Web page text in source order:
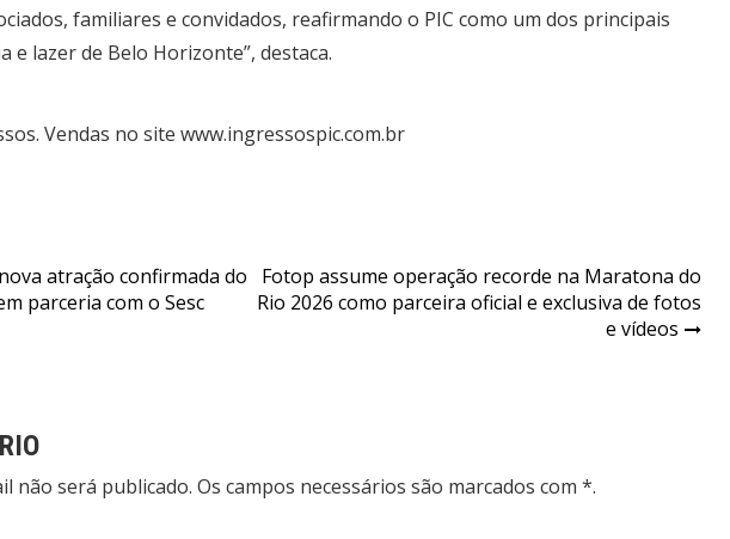
familiares e convidados, reafirmando o PIC como um dos principais
e lazer de Belo Horizonte”, destaca.
Vendas no site www.ingressospic.com.br
atração confirmada do
parceria com o Sesc
Fotop assume operação recorde na Maratona do
Rio 2026 como parceira oficial e exclusiva de fotos
e vídeos
não será publicado. Os campos necessários são marcados com *.